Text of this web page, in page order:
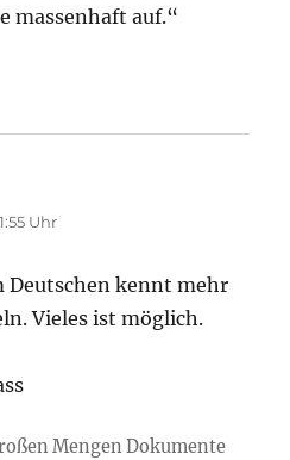
massenhaft auf.“
Uhr
Deutschen kennt mehr
Vieles ist möglich.
Mengen Dokumente